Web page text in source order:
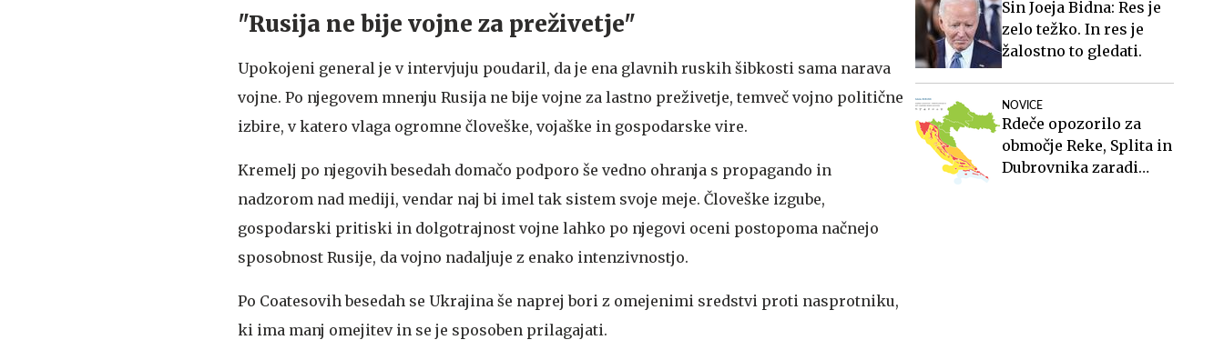
"Rusija ne bije vojne za preživetje"
Upokojeni general je v intervjuju poudaril, da je ena glavnih ruskih šibkosti sama narava
vojne. Po njegovem mnenju Rusija ne bije vojne za lastno preživetje, temveč vojno politične
izbire, v katero vlaga ogromne človeške, vojaške in gospodarske vire.
Kremelj po njegovih besedah domačo podporo še vedno ohranja s propagando in
nadzorom nad mediji, vendar naj bi imel tak sistem svoje meje. Človeške izgube,
gospodarski pritiski in dolgotrajnost vojne lahko po njegovi oceni postopoma načnejo
sposobnost Rusije, da vojno nadaljuje z enako intenzivnostjo.
Po Coatesovih besedah se Ukrajina še naprej bori z omejenimi sredstvi proti nasprotniku,
ki ima manj omejitev in se je sposoben prilagajati.
Sin Joeja Bidna: Res je
zelo težko. In res je
žalostno to gledati.
NOVICE
Rdeče opozorilo za
območje Reke, Splita in
Dubrovnika zaradi